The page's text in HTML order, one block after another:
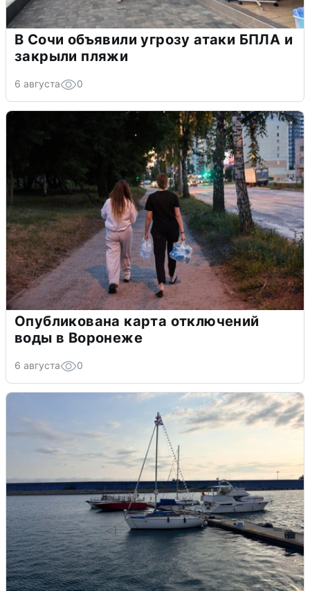
В Сочи объявили угрозу атаки БПЛА и
закрыли пляжи
6 августа 0
Опубликована карта отключений
воды в Воронеже
6 августа 0